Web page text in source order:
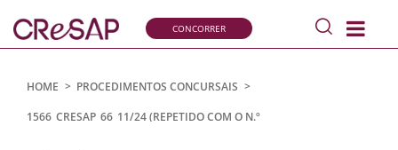
Comissão
Recrutamento
Seleção
CONCORRER Pesquisar
HOME > PROCEDIMENTOS CONCURSAIS >
1566_CRESAP_66_11/24 (REPETIDO COM O N.º